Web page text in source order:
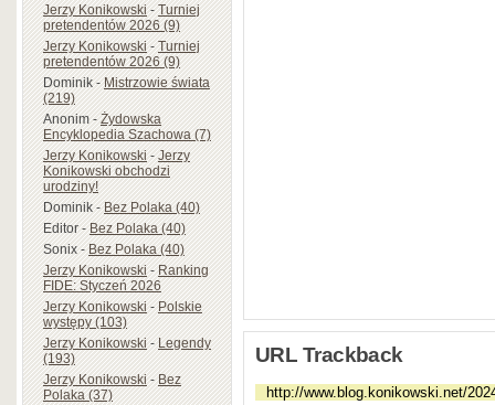
Jerzy Konikowski-Turniej
pretendentów 2026 (9)
Jerzy Konikowski-Turniej
pretendentów 2026 (9)
Dominik-Mistrzowie świata
(219)
Anonim-Żydowska
Encyklopedia Szachowa (7)
Jerzy Konikowski-Jerzy
Konikowski obchodzi
urodziny!
Dominik-Bez Polaka (40)
Editor-Bez Polaka (40)
Sonix-Bez Polaka (40)
Jerzy Konikowski-Ranking
FIDE: Styczeń 2026
Jerzy Konikowski-Polskie
występy (103)
Jerzy Konikowski-Legendy
(193)
Jerzy Konikowski-Bez
Polaka (37)
URL Trackback